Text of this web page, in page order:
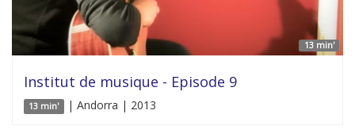
13 min'
Institut de musique - Episode 9
13 min' | Andorra | 2013